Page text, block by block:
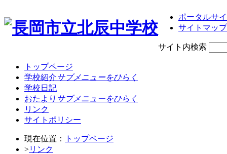
ポータルサ
サイトマップ
サイト内検索
トップページ
学校紹介サブメニューをひらく
学校日記
おたより サブメニューをひらく
リンク
サイトポリシー
現在位置：
トップページ
>リンク